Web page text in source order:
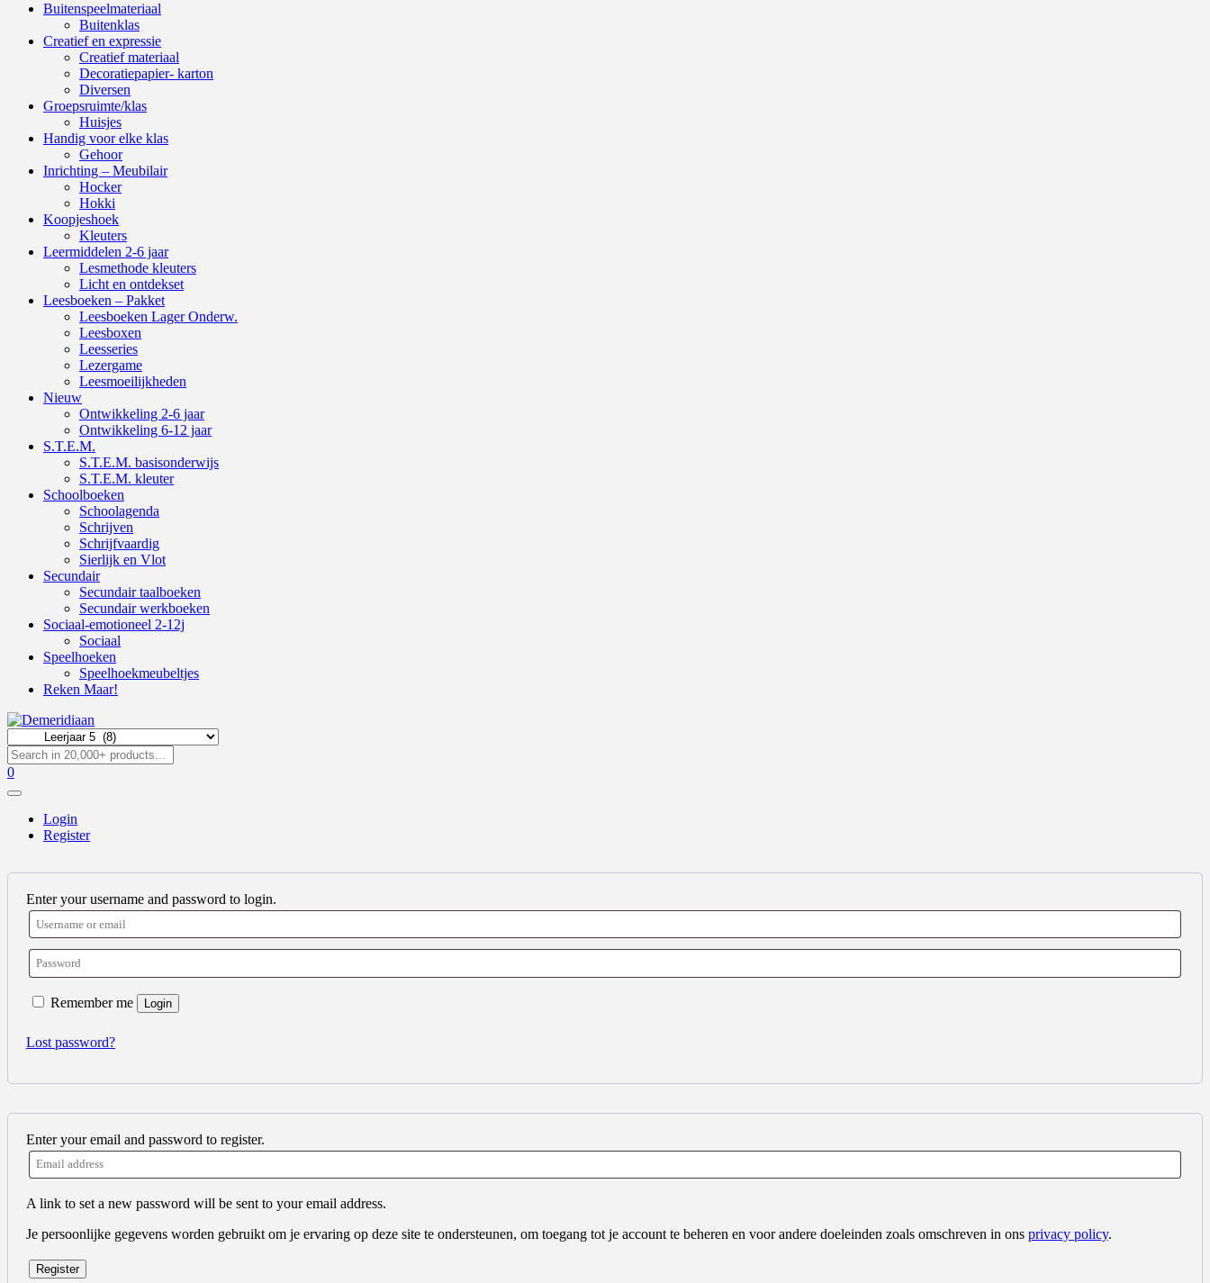
Buitenspeelmateriaal
Buitenklas
Creatief en expressie
Creatief materiaal
Decoratiepapier- karton
Diversen
Groepsruimte/klas
Huisjes
Handig voor elke klas
Gehoor
Inrichting – Meubilair
Hocker
Hokki
Koopjeshoek
Kleuters
Leermiddelen 2-6 jaar
Lesmethode kleuters
Licht en ontdekset
Leesboeken – Pakket
Leesboeken Lager Onderw.
Leesboxen
Leesseries
Lezergame
Leesmoeilijkheden
Nieuw
Ontwikkeling 2-6 jaar
Ontwikkeling 6-12 jaar
S.T.E.M.
S.T.E.M. basisonderwijs
S.T.E.M. kleuter
Schoolboeken
Schoolagenda
Schrijven
Schrijfvaardig
Sierlijk en Vlot
Secundair
Secundair taalboeken
Secundair werkboeken
Sociaal-emotioneel 2-12j
Sociaal
Speelhoeken
Speelhoekmeubeltjes
Reken Maar!
0
Login
Register
Enter your username and password to login.
Remember me Login
Lost password?
Enter your email and password to register.
A link to set a new password will be sent to your email address.
Je persoonlijke gegevens worden gebruikt om je ervaring op deze site te ondersteunen, om toegang tot je account te beheren en voor andere doeleinden zoals omschreven in ons privacy policy.
Register